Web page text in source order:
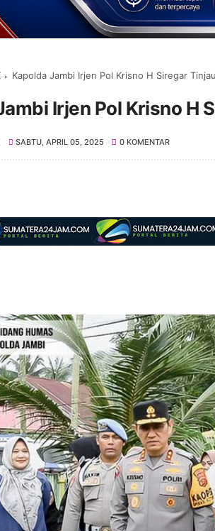
Kapolda Jambi Irjen Pol Krisno H Siregar
Irjen Pol Krisno H
SABTU, APRIL 05, 2025 0 KOMENTAR